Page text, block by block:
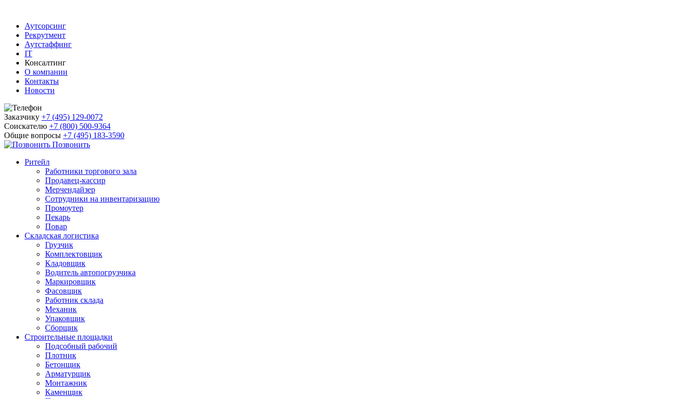
Аутсорсинг
Рекрутмент
Аутстаффинг
IT
Консалтинг
О компании
Контакты
Новости
Заказчику +7 (495) 129-0072
Соискателю +7 (800) 500-9364
Общие вопросы +7 (495) 183-3590
Позвонить
Ритейл
Работники торгового зала
Продавец-кассир
Мерчендайзер
Сотрудники на инвентаризацию
Промоутер
Пекарь
Повар
Складская логистика
Грузчик
Комплектовщик
Кладовщик
Водитель автопогрузчика
Маркировщик
Фасовщик
Работник склада
Механик
Упаковщик
Сборщик
Строительные площадки
Подсобный рабочий
Плотник
Бетонщик
Арматурщик
Монтажник
Каменщик